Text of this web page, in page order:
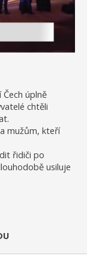
Čech úplně
chtěli
mužům, kteří
řidiči po
usiluje